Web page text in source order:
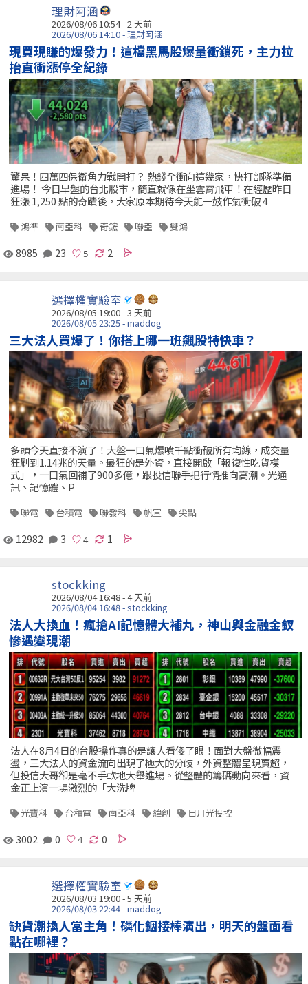
理財阿涵
2026/08/06 10:54 - 2 天前
2026/08/06 14:10 - 理財阿涵
現買現賺的爆發力！這檔黑馬股爆量衝鎖死，主力拉
抬直衝漲停全紀錄
驚呆！四萬四保衛角力戰開打？ 熱錢全衝向這幾家，快打部隊準備
進場！ 今日早盤的台北股市，簡直就像在坐雲霄飛車！在經歷昨日
狂漲 1,250 點的奇蹟後，大家原本期待今天能一鼓作氣衝破 4
鴻準 南亞科 奇鋐 聯亞 雙鴻
8985 23 2
選擇權實驗室
2026/08/05 19:00 - 3 天前
2026/08/05 23:25 - maddog
三大法人買爆了！你搭上哪一班飆股特快車？
多頭今天直接不演了！大盤一口氣爆噴千點衝破所有均線，成交量
狂刷到1.14兆的天量。最狂的是外資，直接開啟「報復性吃貨模
式」，一口氣回補了900多億，跟投信聯手把行情推向高潮。光通
訊、記憶體、P
聯電 台積電 聯發科 帆宣 尖點
12982 3 1
stockking
2026/08/04 16:48 - 4 天前
2026/08/04 16:48 - stockking
法人大換血！瘋搶AI記憶體大補丸，神山與金融金釵
慘遇變現潮
法人在8月4日的台股操作真的是讓人看傻了眼！面對大盤微幅震
盪，三大法人的資金流向出現了極大的分歧，外資整體呈現賣超，
但投信大哥卻是毫不手軟地大舉進場。從整體的籌碼動向來看，資
金正上演一場激烈的「大洗牌
光寶科 台積電 南亞科 緯創 日月光投控
3002 0 0
選擇權實驗室
2026/08/03 19:00 - 5 天前
2026/08/03 22:44 - maddog
缺貨潮換人當主角！磷化銦接棒演出，明天的盤面看
點在哪裡？